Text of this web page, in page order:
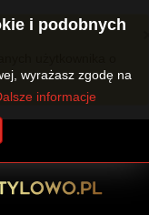
użytkownika o
i podobnych
wyrażasz zgodę na
informacje